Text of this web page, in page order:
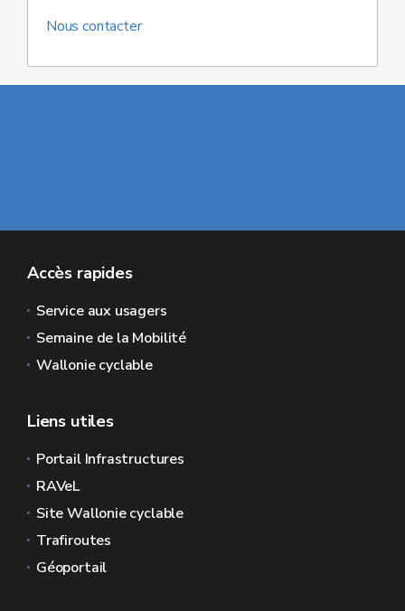
Nous contacter
Accès rapides
Service aux usagers
Semaine de la Mobilité
Wallonie cyclable
Liens utiles
Portail Infrastructures
RAVeL
Site Wallonie cyclable
Trafiroutes
Géoportail